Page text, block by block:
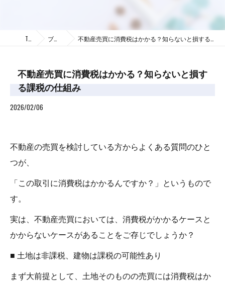
ブログ 不動産売買に消費税はかかる？知らないと損する課税の仕組み
不動産売買に消費税はかかる？知らないと損す
る課税の仕組み
2026/02/06
不動産の売買を検討している方からよくある質問のひと
つが、
「この取引に消費税はかかるんですか？」というもので
す。
実は、不動産売買においては、消費税がかかるケースと
かからないケースがあることをご存じでしょうか？
■ 土地は非課税、建物は課税の可能性あり
まず大前提として、土地そのものの売買には消費税はか